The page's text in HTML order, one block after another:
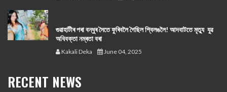
গুৱাহাটীৰ পৰা বন্ধুৰ সৈতে ফুৰিবলৈ গৈছিল শ্বিলঙলৈ! আদবাটতে মৃত্যু যুৱ
অধিবক্তা নম্ৰতা বৰা
Kakali Deka June 04, 2025
RECENT NEWS